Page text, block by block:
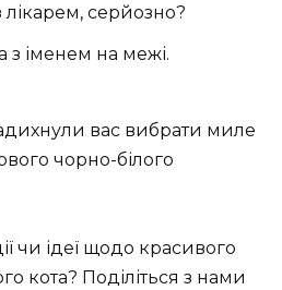
лікарем, серйозно?
з іменем на межі.
вас вибрати миле
чорно-білого
чи ідеї щодо красивого
кота? Поділіться з нами